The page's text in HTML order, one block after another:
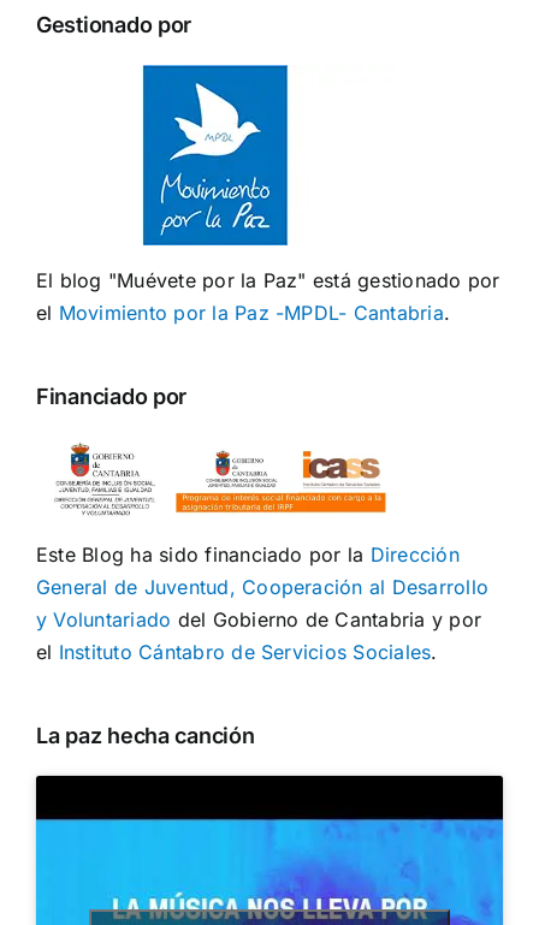
Gestionado por
El blog "Muévete por la Paz" está gestionado por
el Movimiento por la Paz -MPDL- Cantabria.
Financiado por
Este Blog ha sido financiado por la Dirección
General de Juventud, Cooperación al Desarrollo
y Voluntariado del Gobierno de Cantabria y por
el Instituto Cántabro de Servicios Sociales.
La paz hecha canción